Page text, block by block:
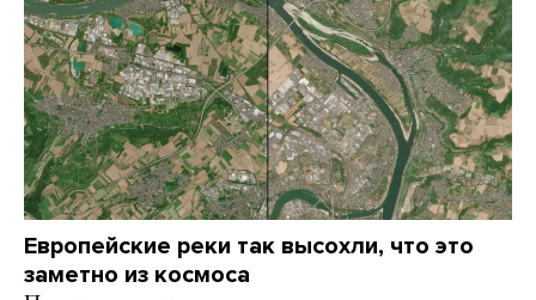
Европейские реки так высохли, что это
заметно из космоса